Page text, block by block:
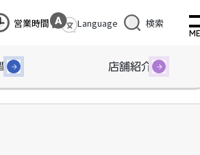
営業時間 Language 検索
店舗紹介